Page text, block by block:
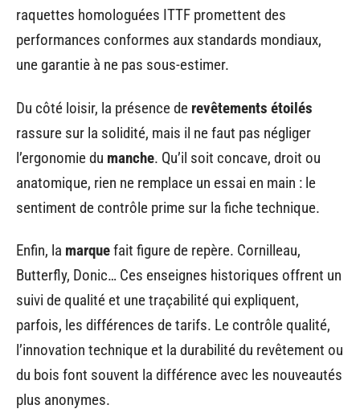
raquettes homologuées ITTF promettent des
performances conformes aux standards mondiaux,
une garantie à ne pas sous-estimer.
Du côté loisir, la présence de revêtements étoilés
rassure sur la solidité, mais il ne faut pas négliger
l’ergonomie du manche. Qu’il soit concave, droit ou
anatomique, rien ne remplace un essai en main : le
sentiment de contrôle prime sur la fiche technique.
Enfin, la marquefait figure de repère. Cornilleau,
Butterfly, Donic… Ces enseignes historiques offrent un
suivi de qualité et une traçabilité qui expliquent,
parfois, les différences de tarifs. Le contrôle qualité,
l’innovation technique et la durabilité du revêtement ou
du bois font souvent la différence avec les nouveautés
plus anonymes.